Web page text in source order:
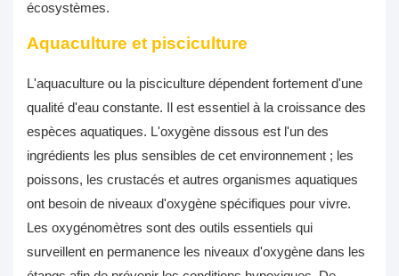
écosystèmes.
Aquaculture et pisciculture
L'aquaculture ou la pisciculture dépendent fortement d'une
qualité d'eau constante. Il est essentiel à la croissance des
espèces aquatiques. L'oxygène dissous est l'un des
ingrédients les plus sensibles de cet environnement ; les
poissons, les crustacés et autres organismes aquatiques
ont besoin de niveaux d'oxygène spécifiques pour vivre.
Les oxygénomètres sont des outils essentiels qui
surveillent en permanence les niveaux d'oxygène dans les